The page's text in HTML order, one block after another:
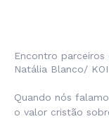
Encontro parceiros
Natália Blanco/
Quando nós
o valor cristão